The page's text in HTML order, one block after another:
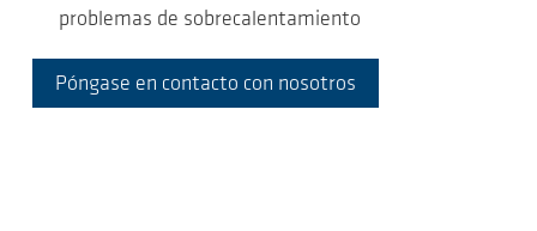
problemas de sobrecalentamiento
Póngase en contacto con nosotros